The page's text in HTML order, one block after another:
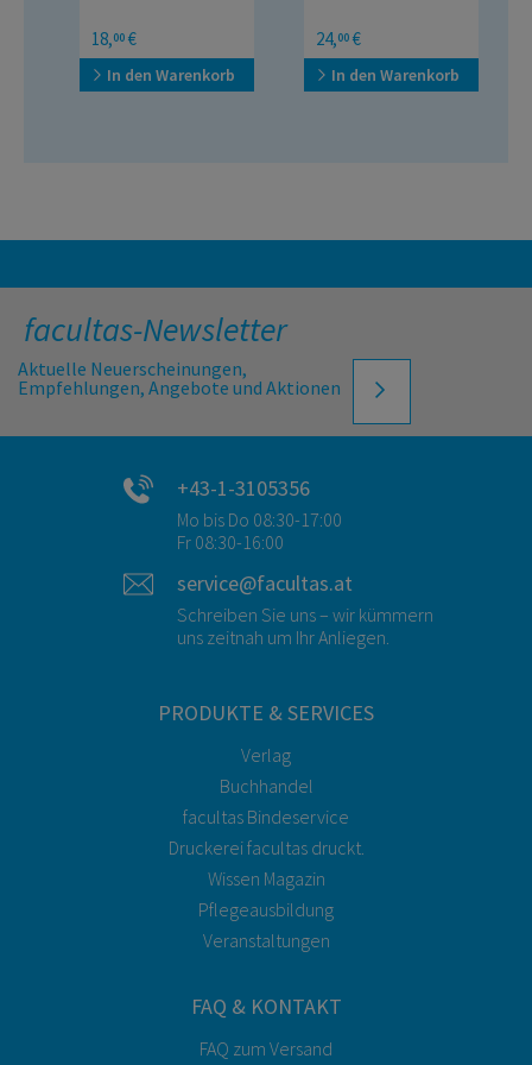
18,00 €
In den Warenkorb
manual
24,00 €
In den Warenkorb
facultas-Newsletter
Aktuelle Neuerscheinungen,
Empfehlungen, Angebote und Aktionen
+43-1-3105356
Mo bis Do 08:30-17:00
Fr 08:30-16:00
service@facultas.at
Schreiben Sie uns – wir kümmern
uns zeitnah um Ihr Anliegen.
PRODUKTE & SERVICES
Verlag
Buchhandel
facultas Bindeservice
Druckerei facultas druckt.
Wissen Magazin
Pflegeausbildung
Veranstaltungen
FAQ & KONTAKT
FAQ zum Versand